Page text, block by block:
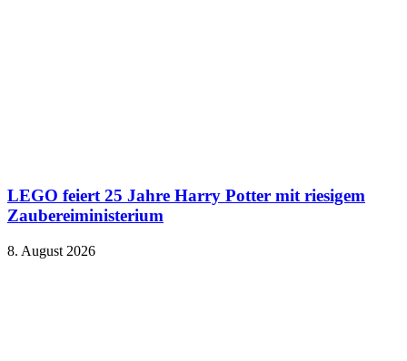
LEGO feiert 25 Jahre Harry Potter mit riesigem
Zaubereiministerium
8. August 2026